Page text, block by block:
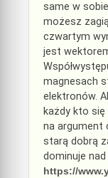
same w
możesz
czwartym
jest
magnesach
elektronów.
każdy kto
na argument
starą dobrą
dominuje
https://